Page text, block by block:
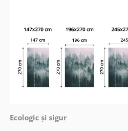
Ecologic și sigur